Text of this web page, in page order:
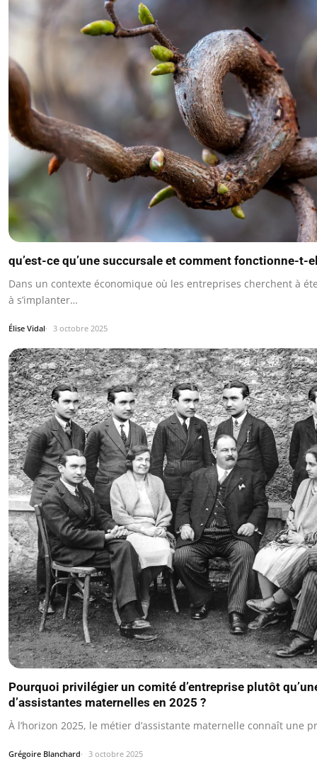
qu’est-ce qu’une succursale et comment fonctionne-t-
Dans un contexte économique où les entreprises cherchent à
à s’implanter…
Élise Vidal 3 octobre 2025
Pourquoi privilégier un comité d’entreprise plutôt
d’assistantes maternelles en 2025 ?
À l’horizon 2025, le métier d’assistante maternelle connaît une
Grégoire Blanchard 3 octobre 2025